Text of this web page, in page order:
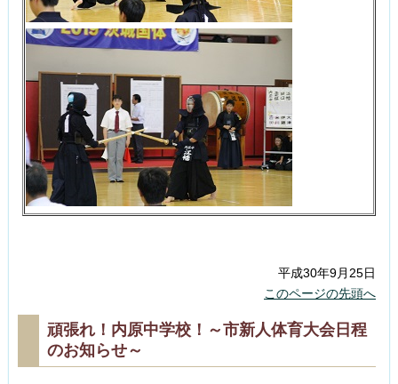
平成30年9月25日
このページの先頭へ
頑張れ！内原中学校！～市新人体育大会日程
のお知らせ～